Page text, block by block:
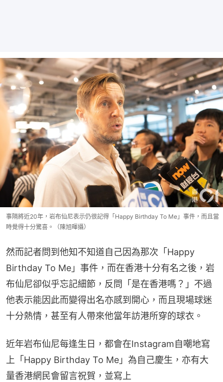
事隔將近20年，岩布仙尼表示仍很記得「Happy Birthday To Me」事件，而且當
時覺得十分驚喜。（陳旭暉攝）
然而記者問到他知不知道自己因為那次「Happy
Birthday To Me」事件，而在香港十分有名之後，岩
布仙尼卻似乎忘記細節，反問「是在香港嗎？」不過
他表示能因此而變得出名亦感到開心，而且現場球迷
十分熱情，甚至有人帶來他當年訪港所穿的球衣。
近年岩布仙尼每逢生日，都會在Instagram自嘲地寫
上「Happy Birthday To Me」為自己慶生，亦有大
量香港網民會留言祝賀，並寫上